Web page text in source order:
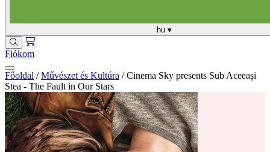
hu ▾
Fiókom
Főoldal / Művészet és Kultúra / Cinema Sky presents Sub Aceeași
Stea - The Fault in Our Stars